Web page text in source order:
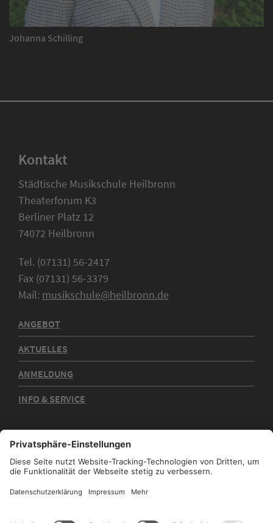
Johanna Schilling
Kontakt
Städtische Musikschule Heilbronn
Theaterforum K3
Berliner Platz 12
74072 Heilbronn
Tel. (07131) 56-2417
Fax (07131) 56-3379
Mail: musikschule@heilbronn.de
ANGEBOT
AKTUELLES
ANMELDUNG
INFO & SERVICE
Kontakt
Datenschutz
Sitemap
Stadtplan